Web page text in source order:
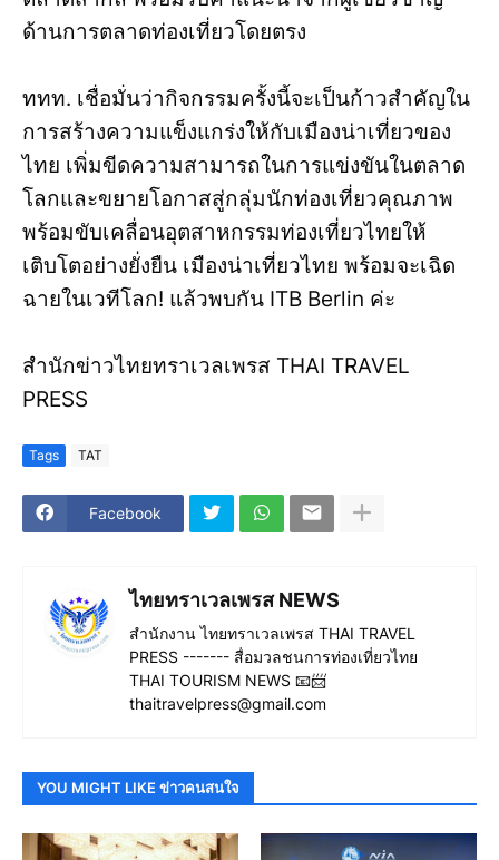
ด้านการตลาดท่องเที่ยวโดยตรง
ททท. เชื่อมั่นว่ากิจกรรมครั้งนี้จะเป็นก้าวสำคัญใน
การสร้างความแข็งแกร่งให้กับเมืองน่าเที่ยวของ
ไทย เพิ่มขีดความสามารถในการแข่งขันในตลาด
โลกและขยายโอกาสสู่กลุ่มนักท่องเที่ยวคุณภาพ
พร้อมขับเคลื่อนอุตสาหกรรมท่องเที่ยวไทยให้
เติบโตอย่างยั่งยืน เมืองน่าเที่ยวไทย พร้อมจะเฉิด
ฉายในเวทีโลก! แล้วพบกัน ITB Berlin ค่ะ
สำนักข่าวไทยทราเวลเพรส THAI TRAVEL
PRESS
Tags TAT
Facebook
ไทยทราเวลเพรส NEWS
สำนักงาน ไทยทราเวลเพรส THAI TRAVEL
PRESS ------- สื่อมวลชนการท่องเที่ยวไทย
THAI TOURISM NEWS 📧📨
thaitravelpress@gmail.com
YOU MIGHT LIKE ข่าวคนสนใจ